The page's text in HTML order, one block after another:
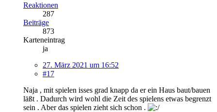
Reaktionen
287
Beiträge
873
Karteneintrag
ja
27. März 2021 um 16:52
#17
Naja , mit spielen isses grad knapp da er ein Haus baut/bauen
läßt . Dadurch wird wohl die Zeit des spielens etwas begrenzt
sein . Aber das spielen zieht sich schon .